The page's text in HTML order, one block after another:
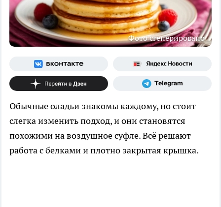
Фото сгенерировано
Обычные оладьи знакомы каждому, но стоит
слегка изменить подход, и они становятся
похожими на воздушное суфле. Всё решают
работа с белками и плотно закрытая крышка.